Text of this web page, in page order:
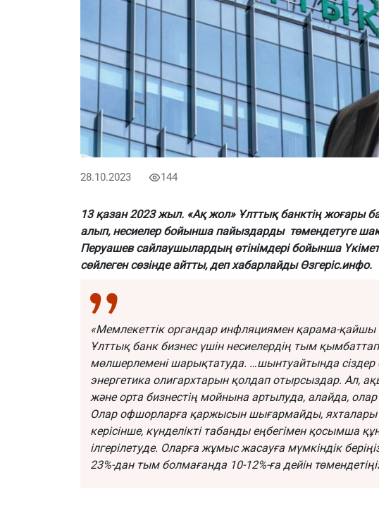
28.10.2023 144
13 қазан 2023 жыл. «Ақ жол» Ұлттық банктің жоғары
алып, несиелер бойынша пайыздарды төмендетуге
Перуашев сайлаушылардың өтінімдері бойынша
сөйлеген сөзінде айтты, деп хабарлайды Өзгеріс.инфо.
«Мемлекеттік органдар инфляциямен қарама-қайшы
Ұлттық банк бизнес үшін несиелердің тым
мөлшерлемені шарықтатуда. …шынтуайтында
энергетика олигархтарын қолдап отырсыздар. Ал,
және орта бизнестің мойнына артылуда, алайда, олар
Олар офшорларға қаржысын шығармайды,
керісінше, күнделікті табанды еңбегімен қосымша
ілгерілетуде. Оларға жұмыс жасауға мүмкіндік
23%-дан тым болмағанда 10-12%-ға дейін